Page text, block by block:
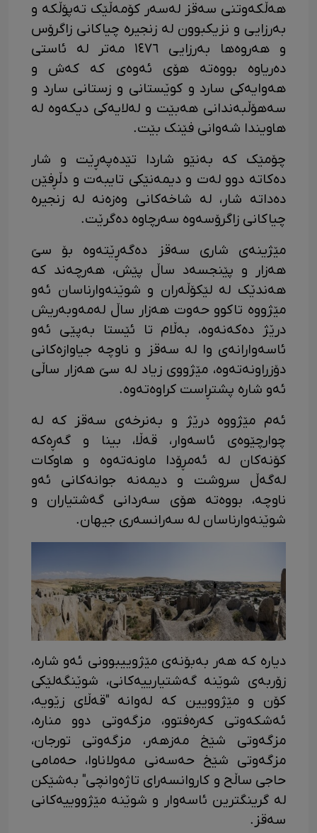
هەڵکەوتنی سەقز لەسەر کۆمەڵێک تەپۆڵکە و
بەرزایی و نزیکبوون لە زنجیرە چیاکانی زاگرۆس
و هەروەها بەرزایی ١٤٧٦ مەتر لە ئاستی
دەریاوە بووەتە هۆی ئەوەی کە کەش و
هەوایەکی سارد و کوێستانی و زستانی سارد و
سەهۆڵبەندانی هەبێت و لەلایەکی دیکەوە لە
هاویندا شەوانی فێنک بێت.
چۆمێک کە بەنێو شاردا تێدەپەڕێت و شار
دەکاتە دوو لەت و دیمەنێکی تایبەت و دڵڕفێن
دەداتە شار، لە شاخەکانی وەزەنە لە زنجیرە
چیاکانی زاگرۆسەوە سەرچاوە دەگرێت.
مێژینەی شاری سەقز دەگەڕێتەوە بۆ سێ
هەزار و پێنجسەد ساڵ پێش، هەرچەند کە
هەندێک لە لێکۆڵەران و شوێنەوارناسان ئەو
مێژووە تاکوو حەوت هەزار ساڵ لەمەوبەریش
درێژ دەکەنەوە، بەڵام تا ئێستا بەپێی ئەو
ئاسەوارانەی وا لە سەقز و ناوچە جیاوازەکانی
دۆزراونەتەوە، مێژووی زیاد لە سێ هەزار ساڵی
ئەو شارە پشتڕاست کراوەتەوە.
ئەم مێژووە درێژ و بەنرخەی سەقز کە لە
چوارچێوەی ئاسەوار، قەڵا، بینا و گەڕەکە
کۆنەکان لە ئەمڕۆدا ماونەتەوە و هاوکات
لەگەڵ سروشت و دیمەنە جوانەکانی ئەو
ناوچە، بووەتە هۆی سەردانی گەشتیاران و
شوێنەوارناسان لە سەرانسەری جیهان.
دیارە کە هەر بەبۆنەی مێژوییبوونی ئەو شارە،
زۆربەی شوێنە گەشتیارییەکانی، شوێنگەلێکی
کۆن و مێژوویین کە لەوانە "قەڵای زێویە،
ئەشکەوتی کەرەفتوو، مزگەوتی دوو منارە،
مزگەوتی شێخ مەزهەر، مزگەوتی تورجان،
مزگەوتی شێخ حەسەنی مەولاناوا، حەمامی
حاجی ساڵح و کاروانسەرای تاژەوانچی" بەشێکن
لە گرینگترین ئاسەوار و شوێنە مێژووییەکانی
سەقز.